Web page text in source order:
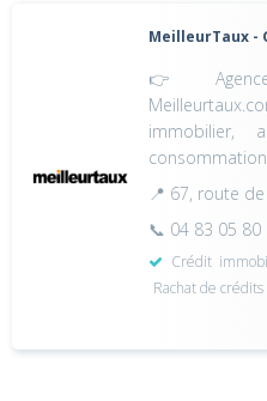
MeilleurTaux -
👉
immobilier,
📍 67, route de
📞 04 83 05 80
Crédit
Rachat de crédits